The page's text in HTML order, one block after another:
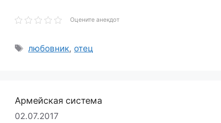
Оцените анекдот
Метки
любовник, отец
Армейская система
02.07.2017